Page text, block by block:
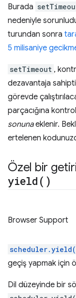
Burada
nedeniyle
turundan sonra
5 milisaniye
setTimeout ,
dezavantaja
görevde
parçacığına
sonunaeklenir.
ertelenen
Özel bir
yield( )
Browser Support
geçiş yapmak için
Dil düzeyinde bir